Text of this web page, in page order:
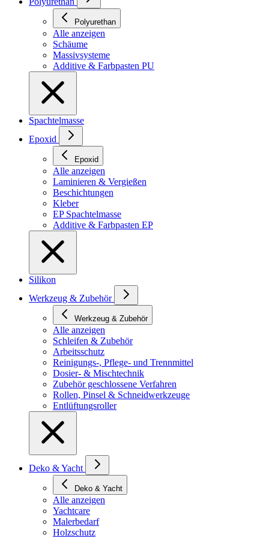
Polyurethan
Alle anzeigen
Schäume
Massivsysteme
Additive & Farbpasten PU
Spachtelmasse
Epoxid
Epoxid
Alle anzeigen
Laminieren & Vergießen
Beschichtungen
Kleber
EP Spachtelmasse
Additive & Farbpasten EP
Silikon
Werkzeug & Zubehör
Werkzeug & Zubehör
Alle anzeigen
Schleifen & Zubehör
Arbeitsschutz
Reinigungs-, Pflege- und Trennmittel
Dosier- & Mischtechnik
Zubehör geschlossene Verfahren
Rollen, Pinsel & Schneidwerkzeuge
Entlüftungsroller
Deko & Yacht
Deko & Yacht
Alle anzeigen
Yachtcare
Malerbedarf
Holzschutz